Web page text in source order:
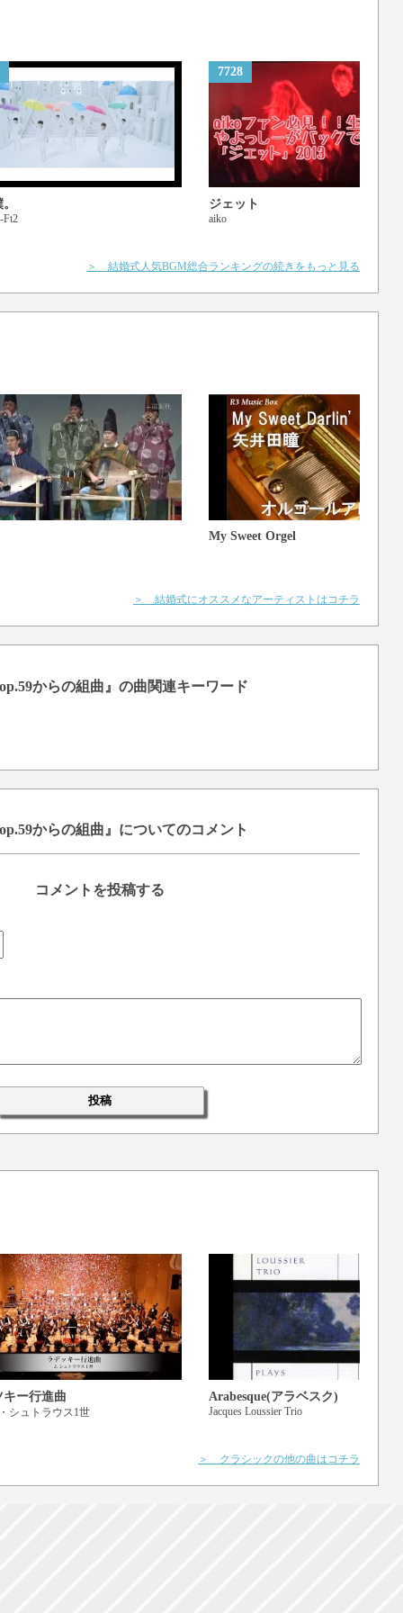
Ft2
7728
ジェット
aiko
＞ 結婚式人気BGM総合ランキングの続きをもっと見る
My Sweet Orgel
＞ 結婚式にオススメなアーティストはコチラ
からの組曲』の曲関連キーワード
からの組曲』についてのコメント
コメントを投稿する
キー行進曲
シュトラウス1世
Arabesque(アラベスク)
Jacques Loussier Trio
＞ クラシックの他の曲はコチラ